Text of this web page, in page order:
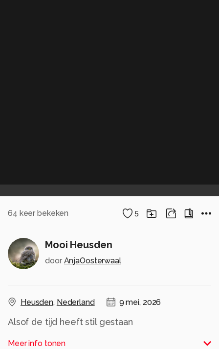
64 keer bekeken 5
Mooi Heusden
door AnjaOosterwaal
Heusden, Nederland 9 mei, 2026
Alsof de tijd heeft stil gestaan
Alle rechten voorbehouden
Meer info tonen